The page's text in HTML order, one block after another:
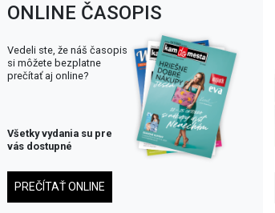
Zdroj: novadrama.sk / Foto: Jan Malíř
ONLINE ČASOPIS
Vedeli ste, že náš časopis
si môžete bezplatne
prečítať aj online?
Všetky vydania su pre
vás dostupné
PREČÍTAŤ ONLINE